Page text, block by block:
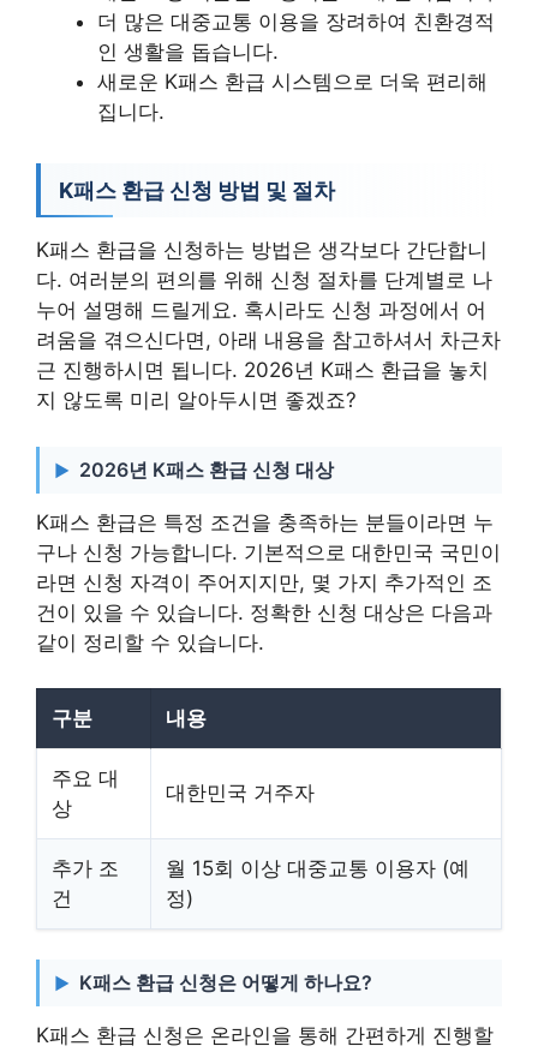
더 많은 대중교통 이용을 장려하여 친환경적
인 생활을 돕습니다.
새로운 K패스 환급 시스템으로 더욱 편리해
집니다.
K패스 환급 신청 방법 및 절차
K패스 환급을 신청하는 방법은 생각보다 간단합니
다. 여러분의 편의를 위해 신청 절차를 단계별로 나
누어 설명해 드릴게요. 혹시라도 신청 과정에서 어
려움을 겪으신다면, 아래 내용을 참고하셔서 차근차
근 진행하시면 됩니다. 2026년 K패스 환급을 놓치
지 않도록 미리 알아두시면 좋겠죠?
2026년 K패스 환급 신청 대상
K패스 환급은 특정 조건을 충족하는 분들이라면 누
구나 신청 가능합니다. 기본적으로 대한민국 국민이
라면 신청 자격이 주어지지만, 몇 가지 추가적인 조
건이 있을 수 있습니다. 정확한 신청 대상은 다음과
같이 정리할 수 있습니다.
구분 내용
주요 대
상
대한민국 거주자
추가 조
건
월 15회 이상 대중교통 이용자 (예
정)
K패스 환급 신청은 어떻게 하나요?
K패스 환급 신청은 온라인을 통해 간편하게 진행할